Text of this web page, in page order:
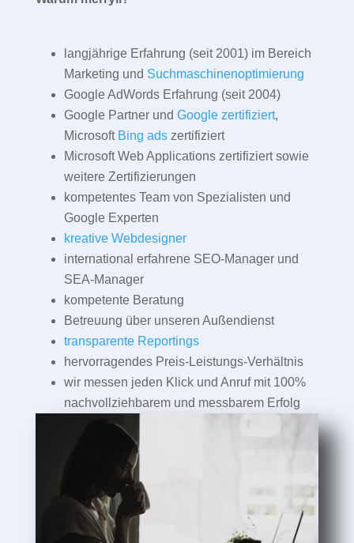
langjährige Erfahrung (seit 2001) im Bereich
Marketing und Suchmaschinenoptimierung
Google AdWords Erfahrung (seit 2004)
Google Partner und Google zertifiziert,
Microsoft Bing adszertifiziert
Microsoft Web Applications zertifiziert sowie
weitere Zertifizierungen
kompetentes Team von Spezialisten und
Google Experten
kreative Webdesigner
international erfahrene SEO-Manager und
SEA-Manager
kompetente Beratung
Betreuung über unseren Außendienst
transparente Reportings
hervorragendes Preis-Leistungs-Verhältnis
wir messen jeden Klick und Anruf mit 100%
nachvollziehbarem und messbarem Erfolg